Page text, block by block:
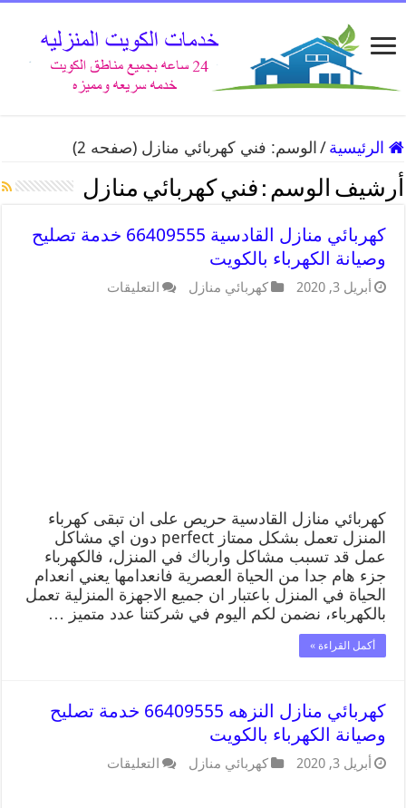
الرئيسية / الوسم: فني كهربائي منازل (صفحه 2)
أرشيف الوسم : فني كهربائي منازل
كهربائي منازل القادسية 66409555 خدمة تصليح
وصيانة الكهرباء بالكويت
أبريل 3, 2020 كهربائي منازل التعليقات
كهربائي منازل القادسية حريص على ان تبقى كهرباء
المنزل تعمل بشكل ممتاز perfect دون اي مشاكل
عمل قد تسبب مشاكل وارباك في المنزل، فالكهرباء
جزء هام جدا من الحياة العصرية فانعدامها يعني انعدام
الحياة في المنزل باعتبار ان جميع الاجهزة المنزلية تعمل
بالكهرباء، نضمن لكم اليوم في شركتنا عدد متميز …
أكمل القراءة »
كهربائي منازل النزهه 66409555 خدمة تصليح
وصيانة الكهرباء بالكويت
أبريل 3, 2020 كهربائي منازل التعليقات